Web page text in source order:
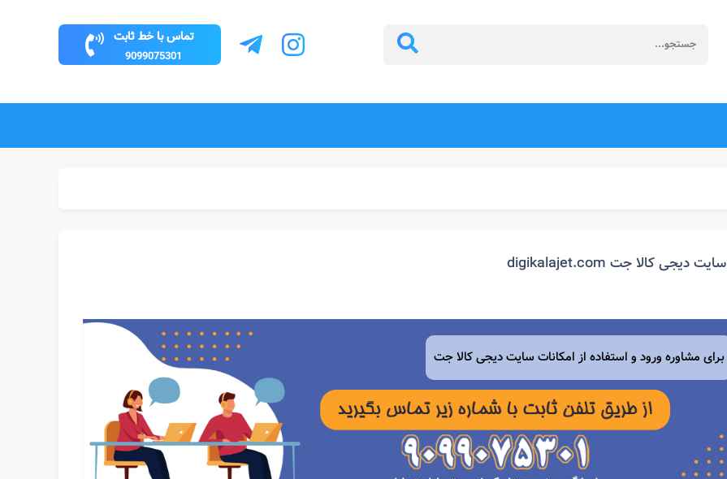
تماس با خط ثابت
9099075301
سایت دیجی کالا جت digikalajet.com
برای مشاوره ورود و استفاده از امکانات سایت دیجی کالا جت